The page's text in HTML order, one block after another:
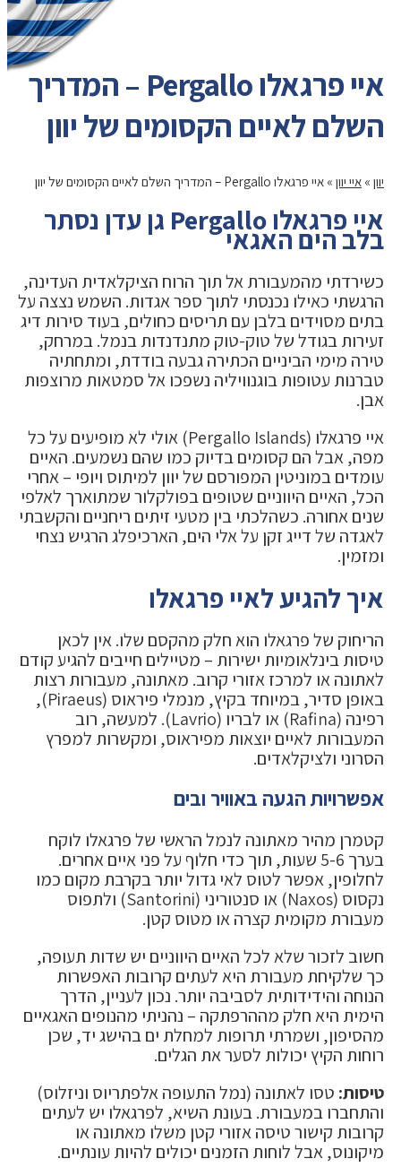
איי פרגאלו Pergallo – המדריך
השלם לאיים הקסומים של יוון
יוון » איי יוון » איי פרגאלו Pergallo – המדריך השלם לאיים הקסומים של יוון
איי פרגאלו Pergallo גן עדן נסתר
בלב הים האגאי
כשירדתי מהמעבורת אל תוך הרוח הציקלאדית העדינה,
הרגשתי כאילו נכנסתי לתוך ספר אגדות. השמש נצצה על
בתים מסוידים בלבן עם תריסים כחולים, בעוד סירות דיג
זעירות בגודל של טוק-טוק מתנדנדות בנמל. במרחק,
טירה מימי הביניים הכתירה גבעה בודדת, ומתחתיה
טברנות עטופות בוגנוויליה נשפכו אל סמטאות מרוצפות
אבן.
איי פרגאלו (Pergallo Islands) אולי לא מופיעים על כל
מפה, אבל הם קסומים בדיוק כמו שהם נשמעים. האיים
עומדים במוניטין המפורסם של יוון למיתוס ויופי – אחרי
הכל, האיים היווניים שטופים בפולקלור שמתוארך לאלפי
שנים אחורה. כשהלכתי בין מטעי זיתים ריחניים והקשבתי
לאגדה של דייג זקן על אלי הים, הארכיפלג הרגיש נצחי
ומזמין.
איך להגיע לאיי פרגאלו
הריחוק של פרגאלו הוא חלק מהקסם שלו. אין לכאן
טיסות בינלאומיות ישירות – מטיילים חייבים להגיע קודם
לאתונה או למרכז אזורי קרוב. מאתונה, מעבורות רצות
באופן סדיר, במיוחד בקיץ, מנמלי פיראוס (Piraeus),
רפינה (Rafina) או לבריו (Lavrio). למעשה, רוב
המעבורות לאיים יוצאות מפיראוס, ומקשרות למפרץ
הסרוני ולציקלאדים.
אפשרויות הגעה באוויר ובים
קטמרן מהיר מאתונה לנמל הראשי של פרגאלו לוקח
בערך 5-6 שעות, תוך כדי חלוף על פני איים אחרים.
לחלופין, אפשר לטוס לאי גדול יותר בקרבת מקום כמו
נקסוס (Naxos) או סנטוריני (Santorini) ולתפוס
מעבורת מקומית קצרה או מטוס קטן.
חשוב לזכור שלא לכל האיים היווניים יש שדות תעופה,
כך שלקיחת מעבורת היא לעתים קרובות האפשרות
הנוחה והידידותית לסביבה יותר. נכון לעניין, הדרך
הימית היא חלק מההרפתקה – נהניתי מהנופים האגאיים
מהסיפון, ושמרתי תרופות למחלת ים בהישג יד, שכן
רוחות הקיץ יכולות לסער את הגלים.
טיסות: טסו לאתונה (נמל התעופה אלפתריוס וניזלוס)
והתחברו במעבורת. בעונת השיא, לפרגאלו יש לעתים
קרובות קישור טיסה אזורי קטן משלו מאתונה או
מיקונוס, אבל לוחות הזמנים יכולים להיות עונתיים.